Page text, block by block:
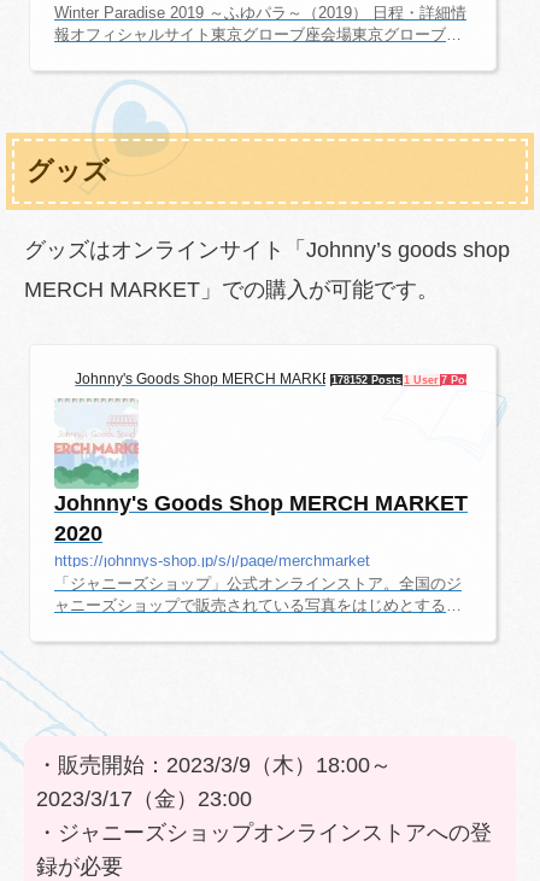
Winter Paradise 2019 ～ふゆパラ～（2019） 日程・詳細情
報オフィシャルサイト東京グローブ座会場東京グローブ座
～：福田悠太、辰巳雄大、越岡裕貴、松崎裕介宇宙Six：山
本亮太、江田剛、松本幸大、原嘉孝MADE：稲葉光、秋山
大河、冨岡健翔、福士申樹MADE公演日程昼の部夜の部11/
5（火）-18:0011/6（水）14:0018:0011/7（木）14:0018:00
ふぉ～ゆ～公演日程昼の部夜の部11/9（土）-18:0011/10
（日）14:0018:0011/11（月）-18:0011/12（火）--11/13
（水）14:00（追加公演）18:00...
グッズ
グッズはオンラインサイト「Johnny’s goods shop
MERCH MARKET」での購入が可能です。
Johnny's Goods Shop MERCH MARKET 2020
178152 Posts 1 User 7 Pockets
Johnny's Goods Shop MERCH MARKET
2020
https://johnnys-shop.jp/s/j/page/merchmarket
「ジャニーズショップ」公式オンラインストア。全国のジ
ャニーズショップで販売されている写真をはじめとする商
ただけます。
・販売開始：2023/3/9（木）18:00～
2023/3/17（金）23:00
・ジャニーズショップオンラインストアへの登
録が必要